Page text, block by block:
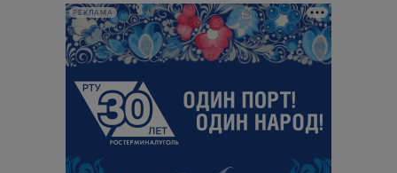
РЕКЛАМА